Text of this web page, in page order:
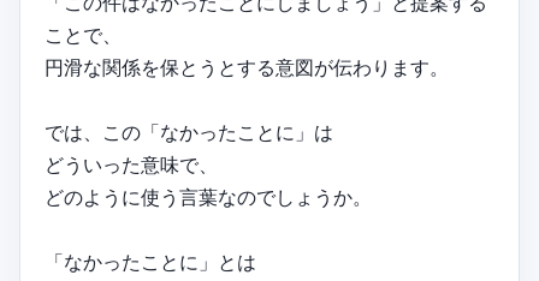
ことで、
円滑な関係を保とうとする意図が伝わります。
では、この「なかったことに」は
どういった意味で、
どのように使う言葉なのでしょうか。
「なかったことに」とは